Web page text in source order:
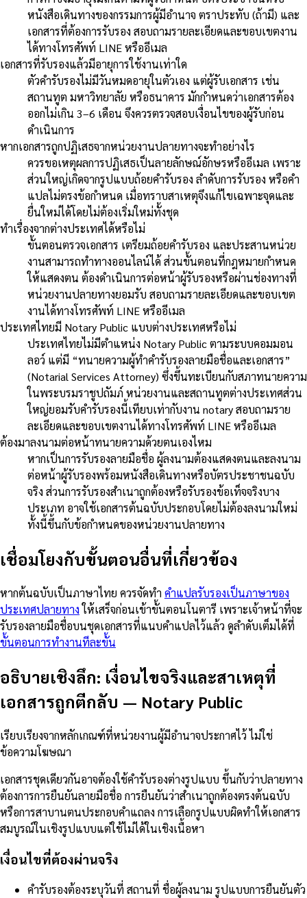
หนังสือเดินทางของกรรมการผู้มีอำนาจ ตราประทับ (ถ้ามี) และ
เอกสารที่ต้องการรับรอง สอบถามรายละเอียดและขอบเขตงาน
ได้ทางโทรศัพท์ LINE หรืออีเมล
เอกสารที่รับรองแล้วมีอายุการใช้งานเท่าใด
ตัวคำรับรองไม่มีวันหมดอายุในตัวเอง แต่ผู้รับเอกสาร เช่น
สถานทูต มหาวิทยาลัย หรือธนาคาร มักกำหนดว่าเอกสารต้อง
ออกไม่เกิน 3–6 เดือน จึงควรตรวจสอบเงื่อนไขของผู้รับก่อน
ดำเนินการ
หากเอกสารถูกปฏิเสธจากหน่วยงานปลายทางจะทำอย่างไร
ควรขอเหตุผลการปฏิเสธเป็นลายลักษณ์อักษรหรืออีเมล เพราะ
ส่วนใหญ่เกิดจากรูปแบบถ้อยคำรับรอง ลำดับการรับรอง หรือคำ
แปลไม่ตรงข้อกำหนด เมื่อทราบสาเหตุจึงแก้ไขเฉพาะจุดและ
ยื่นใหม่ได้โดยไม่ต้องเริ่มใหม่ทั้งชุด
ทำเรื่องจากต่างประเทศได้หรือไม่
ขั้นตอนตรวจเอกสาร เตรียมถ้อยคำรับรอง และประสานหน่วย
งานสามารถทำทางออนไลน์ได้ ส่วนขั้นตอนที่กฎหมายกำหนด
ให้แสดงตน ต้องดำเนินการต่อหน้าผู้รับรองหรือผ่านช่องทางที่
หน่วยงานปลายทางยอมรับ สอบถามรายละเอียดและขอบเขต
งานได้ทางโทรศัพท์ LINE หรืออีเมล
ประเทศไทยมี Notary Public แบบต่างประเทศหรือไม่
ประเทศไทยไม่มีตำแหน่ง Notary Public ตามระบบคอมมอน
ลอว์ แต่มี “ทนายความผู้ทำคำรับรองลายมือชื่อและเอกสาร”
(Notarial Services Attorney) ซึ่งขึ้นทะเบียนกับสภาทนายความ
ในพระบรมราชูปถัมภ์ หน่วยงานและสถานทูตต่างประเทศส่วน
ใหญ่ยอมรับคำรับรองนี้เทียบเท่ากับงาน notary สอบถามราย
ละเอียดและขอบเขตงานได้ทางโทรศัพท์ LINE หรืออีเมล
ต้องมาลงนามต่อหน้าทนายความด้วยตนเองไหม
หากเป็นการรับรองลายมือชื่อ ผู้ลงนามต้องแสดงตนและลงนาม
ต่อหน้าผู้รับรองพร้อมหนังสือเดินทางหรือบัตรประชาชนฉบับ
จริง ส่วนการรับรองสำเนาถูกต้องหรือรับรองข้อเท็จจริงบาง
ประเภท อาจใช้เอกสารต้นฉบับประกอบโดยไม่ต้องลงนามใหม่
ทั้งนี้ขึ้นกับข้อกำหนดของหน่วยงานปลายทาง
เชื่อมโยงกับขั้นตอนอื่นที่เกี่ยวข้อง
หากต้นฉบับเป็นภาษาไทย ควรจัดทำ คำแปลรับรองเป็นภาษาของ
ประเทศปลายทางให้เสร็จก่อนเข้าขั้นตอนโนตารี เพราะเจ้าหน้าที่จะ
รับรองลายมือชื่อบนชุดเอกสารที่แนบคำแปลไว้แล้ว ดูลำดับเต็มได้ที่
ขั้นตอนการทำงานทีละขั้น
อธิบายเชิงลึก: เงื่อนไขจริงและสาเหตุที่
เอกสารถูกตีกลับ — Notary Public
เรียบเรียงจากหลักเกณฑ์ที่หน่วยงานผู้มีอำนาจประกาศไว้ ไม่ใช่
ข้อความโฆษณา
เอกสารชุดเดียวกันอาจต้องใช้คำรับรองต่างรูปแบบ ขึ้นกับว่าปลายทาง
ต้องการการยืนยันลายมือชื่อ การยืนยันว่าสำเนาถูกต้องตรงต้นฉบับ
หรือการสาบานตนประกอบคำแถลง การเลือกรูปแบบผิดทำให้เอกสาร
สมบูรณ์ในเชิงรูปแบบแต่ใช้ไม่ได้ในเชิงเนื้อหา
เงื่อนไขที่ต้องผ่านจริง
คำรับรองต้องระบุวันที่ สถานที่ ชื่อผู้ลงนาม รูปแบบการยืนยันตัว